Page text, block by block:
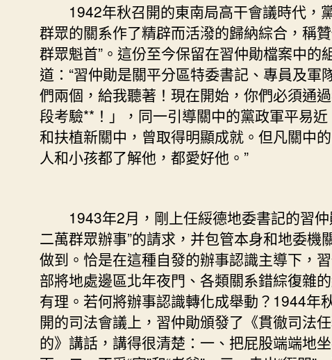
1942年秋召開的東南局高干會議時代，
群眾的關系作了精辟而活潑的歸納綜合，稱
群眾魁首”。這份至今保留在習仲勛檔案中的
道：“習仲勛是關平分區特委書記、專員及軍
們兩個，給我聽著！現在開始，你們必須通
段考驗**！」，同一引導關中的黨政軍平易
和扶植新關中，曾取得明顯成就。但凡關中
人和小孩都了解他，都愛好他。”
1943年2月，剛上任綏德地委書記的習仲
二萬群眾辦事”的請求，并包管本身和地委機
做到。恰是在這種自發的辦事認識主導下，
部將地處邊區北年夜門、各類關系錯綜復雜
有理。若何將辦事認識轉化成舉動？1944年
開的司法會議上，習仲勛頒發了《貫徹司法
的》講話，講得很清楚：一、把屁股端端地